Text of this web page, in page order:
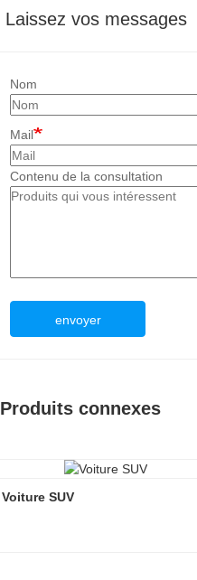
Laissez vos messages
Nom
Mail
Contenu de la consultation
envoyer
Produits connexes
Voiture SUV